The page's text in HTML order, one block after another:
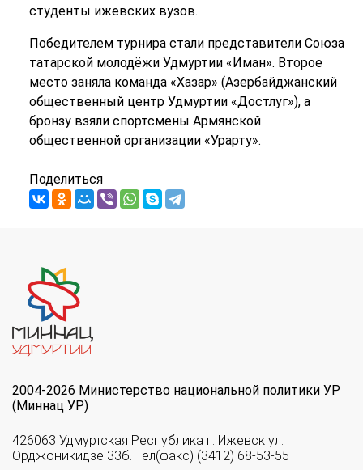
студенты ижевских вузов.
Победителем турнира стали представители Союза
татарской молодёжи Удмуртии «Иман». Второе
место заняла команда «Хазар» (Азербайджанский
общественный центр Удмуртии «Достлуг»), а
бронзу взяли спортсмены Армянской
общественной организации «Урарту».
Поделиться
2004-2026 Министерство национальной политики УР
(Миннац УР)
426063 Удмуртская Республика г. Ижевск ул.
Орджоникидзе 33б. Тел(факс) (3412) 68-53-55